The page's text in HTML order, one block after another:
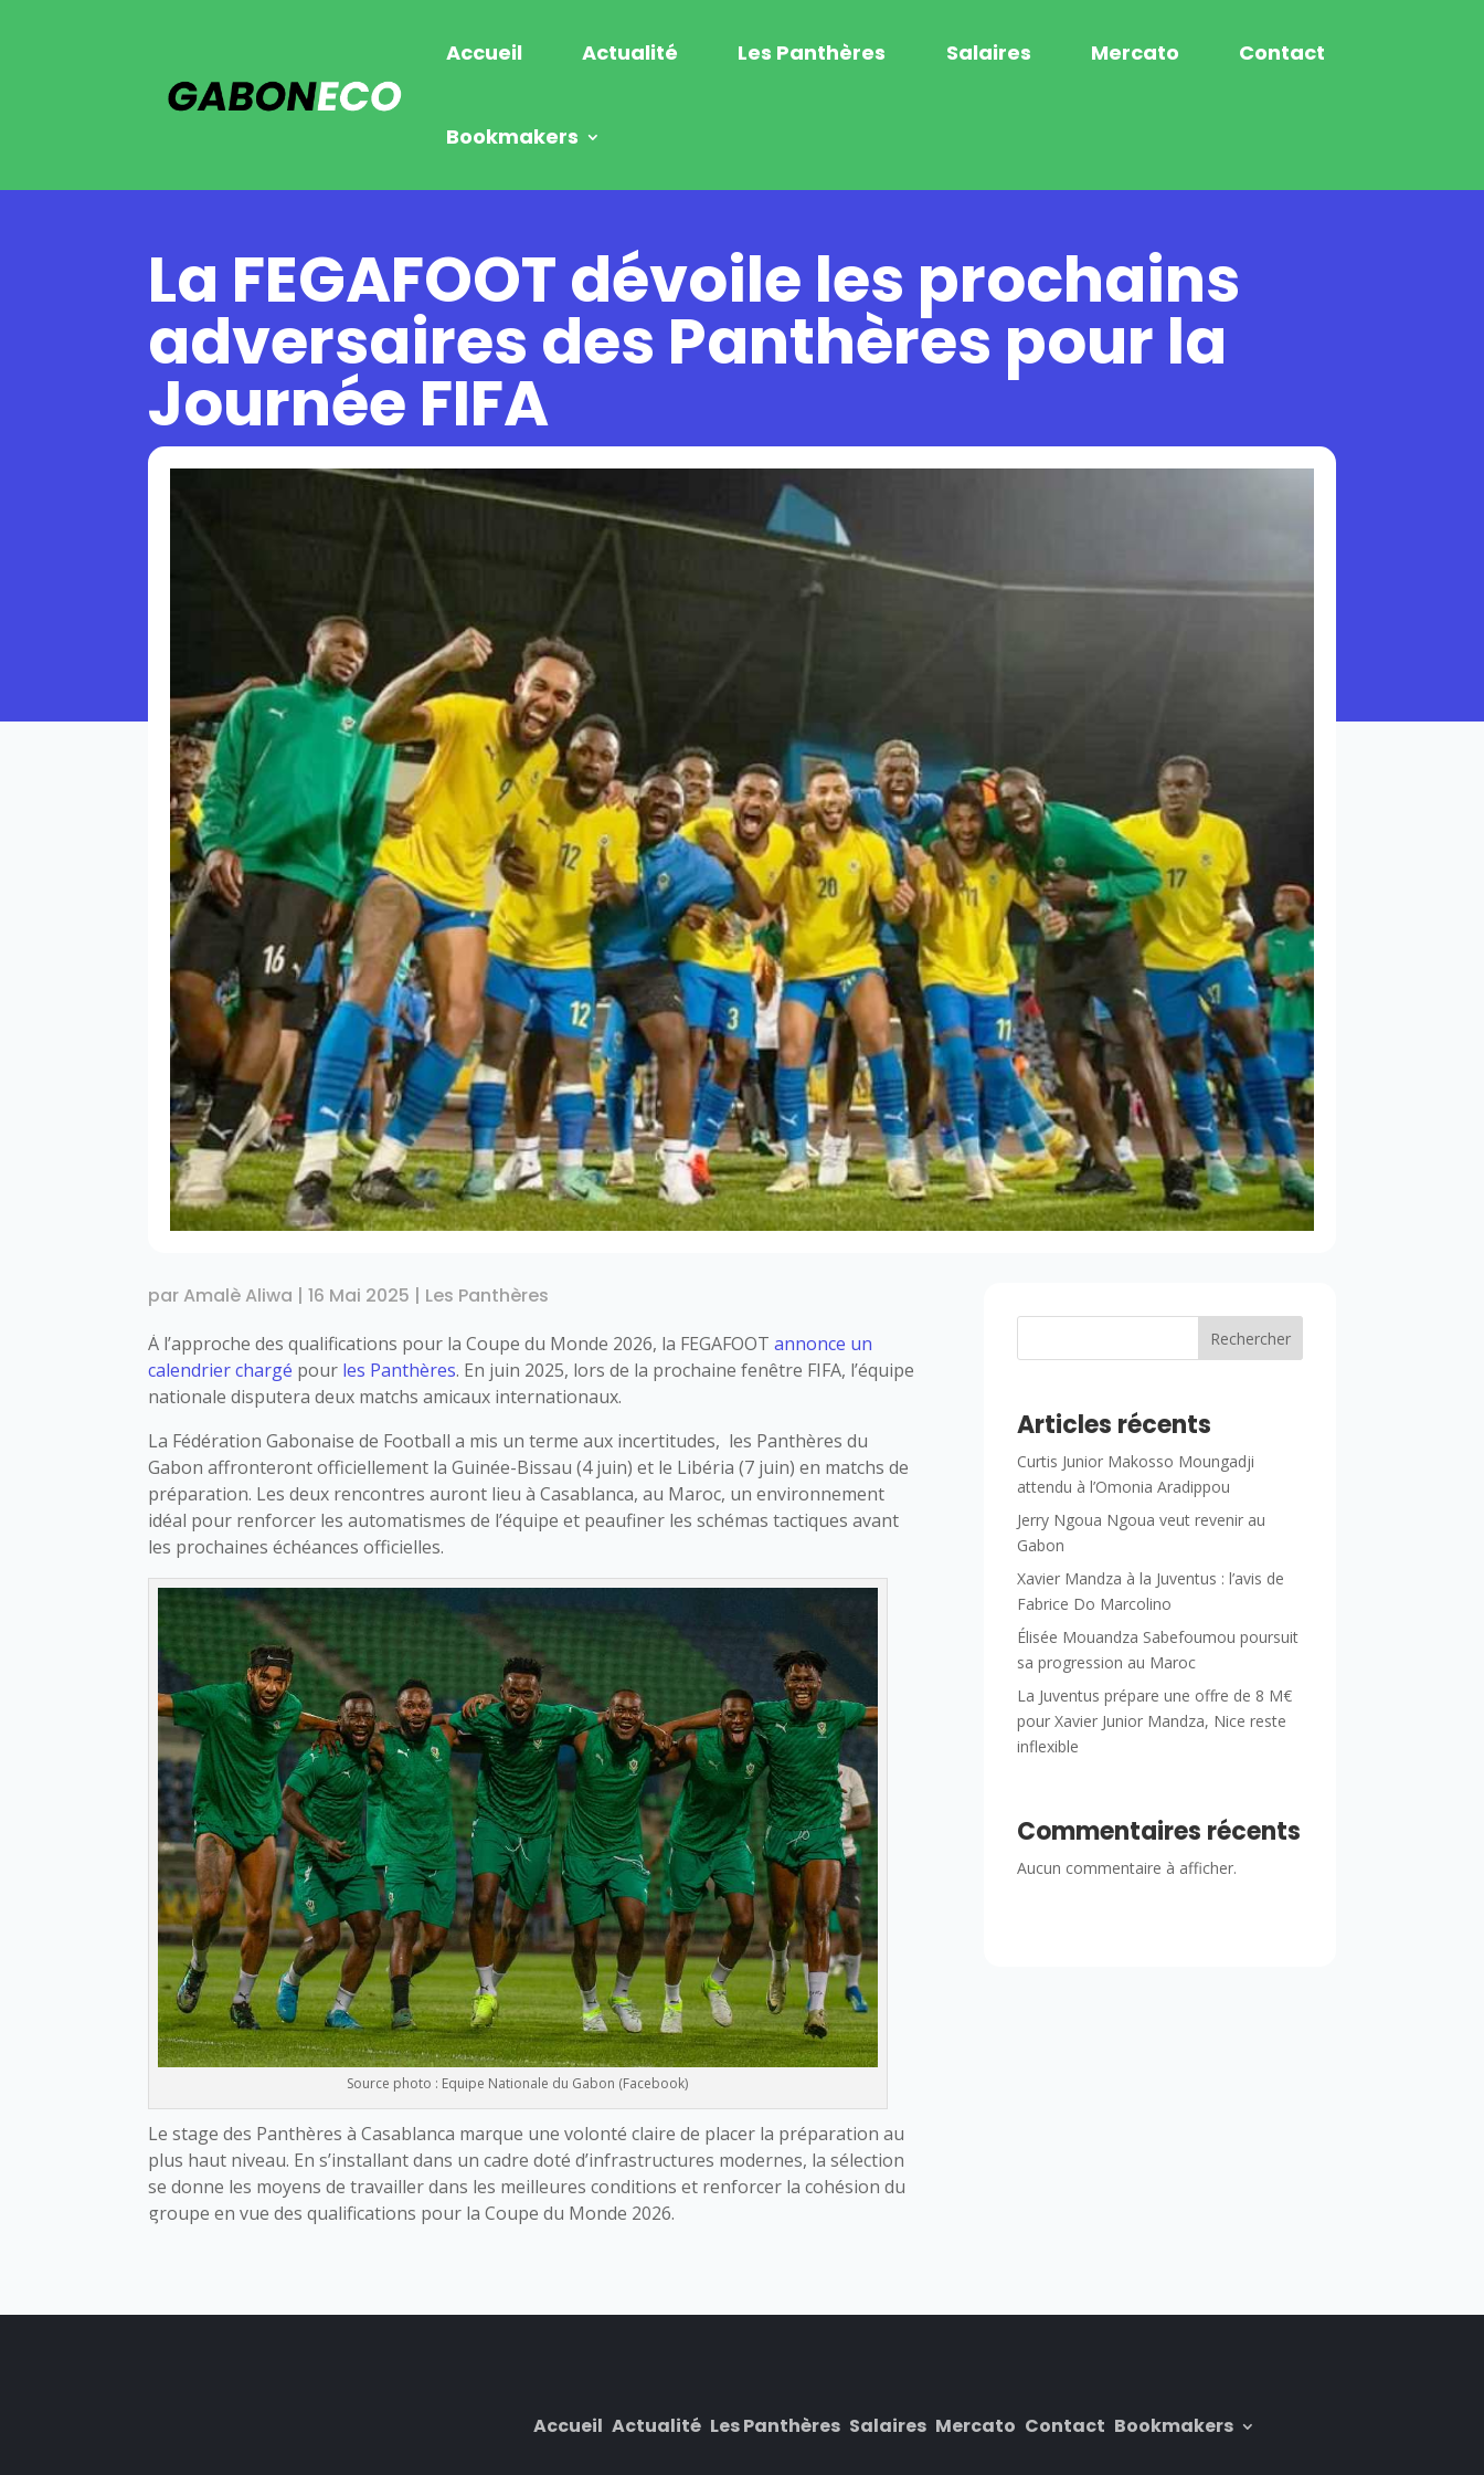
Accueil Actualité Les Panthères Salaires Mercato Contact
Bookmakers
La FEGAFOOT dévoile les prochains
adversaires des Panthères pour la
Journée FIFA
parAmalè Aliwa |16 Mai 2025 | Les Panthères
À l’approche des qualifications pour la Coupe du Monde 2026, la FEGAFOOT annonce un
calendrier chargé pour les Panthères. En juin 2025, lors de la prochaine fenêtre FIFA, l’équipe
nationale disputera deux matchs amicaux internationaux.
La Fédération Gabonaise de Football a mis un terme aux incertitudes, les Panthères du
Gabon affronteront officiellement la Guinée-Bissau (4 juin) et le Libéria (7 juin) en matchs de
préparation. Les deux rencontres auront lieu à Casablanca, au Maroc, un environnement
idéal pour renforcer les automatismes de l’équipe et peaufiner les schémas tactiques avant
les prochaines échéances officielles.
Source photo : Equipe Nationale du Gabon (Facebook)
Le stage des Panthères à Casablanca marque une volonté claire de placer la préparation au
plus haut niveau. En s’installant dans un cadre doté d’infrastructures modernes, la sélection
se donne les moyens de travailler dans les meilleures conditions et renforcer la cohésion du
groupe en vue des qualifications pour la Coupe du Monde 2026.
Rechercher
Articles récents
Curtis Junior Makosso Moungadji
attendu à l’Omonia Aradippou
Jerry Ngoua Ngoua veut revenir au
Gabon
Xavier Mandza à la Juventus : l’avis de
Fabrice Do Marcolino
Élisée Mouandza Sabefoumou poursuit
sa progression au Maroc
La Juventus prépare une offre de 8 M€
pour Xavier Junior Mandza, Nice reste
inflexible
Commentaires récents
Aucun commentaire à afficher.
Accueil Actualité Les Panthères Salaires Mercato Contact Bookmakers